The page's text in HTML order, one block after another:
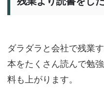
ダラダラと会社で残業す
本をたくさん読んで勉
料も上がります。